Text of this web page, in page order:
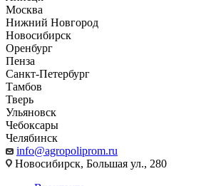
Москва
Нижний Новгород
Новосибирск
Оренбург
Пенза
Санкт-Петербург
Тамбов
Тверь
Ульяновск
Чебоксары
Челябинск
info@agropoliprom.ru
Новосибирск, Большая ул., 280